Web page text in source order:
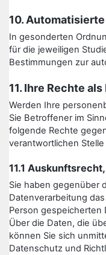
10.
In gesonderten
für die jeweiligen
Bestimmungen zur
11. Ihre Rechte
Werden Ihre
Sie Betroffener im
folgende Rechte
verantwortlichen Stelle
11.1
Sie haben gegenüber
Datenverarbeitung
Person gespeicherten
Über die Daten, die
können Sie sich
Datenschutz und